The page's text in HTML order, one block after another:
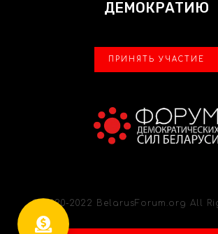
ДЕМОКРАТИЮ
ПРИНЯТЬ УЧАСТИЕ
© 2020-2022 BelarusForum.org All